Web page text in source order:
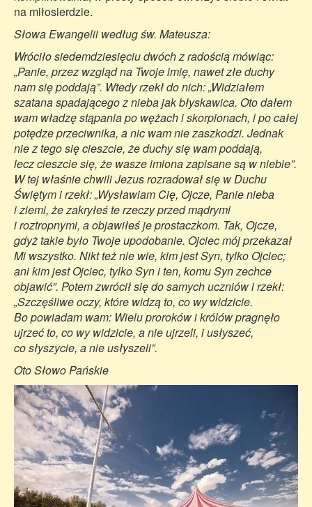
na miłosierdzie.
Słowa Ewangelii według św. Mateusza:
Wróciło siedemdziesięciu dwóch z radością mówiąc:
„Panie, przez wzgląd na Twoje imię, nawet złe duchy
nam się poddają”. Wtedy rzekł do nich: „Widziałem
szatana spadającego z nieba jak błyskawica. Oto dałem
wam władzę stąpania po wężach i skorpionach, i po całej
potędze przeciwnika, a nic wam nie zaszkodzi. Jednak
nie z tego się cieszcie, że duchy się wam poddają,
lecz cieszcie się, że wasze imiona zapisane są w niebie”.
W tej właśnie chwili Jezus rozradował się w Duchu
Świętym i rzekł: „Wysławiam Cię, Ojcze, Panie nieba
i ziemi, że zakryłeś te rzeczy przed mądrymi
i roztropnymi, a objawiłeś je prostaczkom. Tak, Ojcze,
gdyż takie było Twoje upodobanie. Ojciec mój przekazał
Mi wszystko. Nikt też nie wie, kim jest Syn, tylko Ojciec;
ani kim jest Ojciec, tylko Syn i ten, komu Syn zechce
objawić”. Potem zwrócił się do samych uczniów i rzekł:
„Szczęśliwe oczy, które widzą to, co wy widzicie.
Bo powiadam wam: Wielu proroków i królów pragnęło
ujrzeć to, co wy widzicie, a nie ujrzeli, i usłyszeć,
co słyszycie, a nie usłyszeli”.
Oto Słowo Pańskie